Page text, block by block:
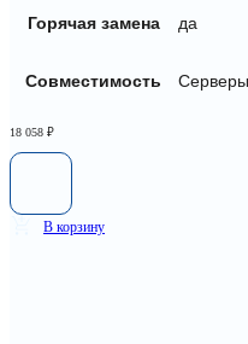
Горячая замена да
Совместимость
18 058 ₽
В корзину